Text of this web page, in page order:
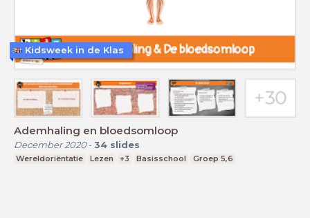
Ademhaling en bloedsomloop
December 2020- 34 slides
Wereldoriëntatie Lezen +3 Basisschool Groep 5,6
Kidsweek in de Klas